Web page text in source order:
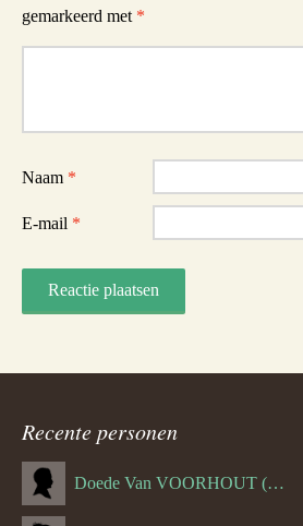
gemarkeerd met *
Naam *
E-mail *
Recente personen
Doede Van VOORHOUT (Van FORNEHOLT) (--1101)